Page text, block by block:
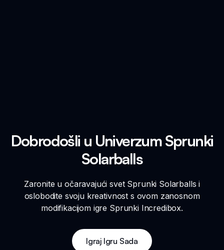
Dobrodošli u Univerzum Sprunki
Solarballs
Zaronite u očaravajući svet Sprunki Solarballs i
oslobodite svoju kreativnost s ovom zanosnom
modifikacijom igre Sprunki Incredibox.
Igraj Igru Sada